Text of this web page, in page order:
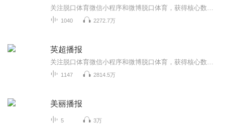
1040 2272.7万
英超播报
1147 2814.5万
美丽播报
5 3万